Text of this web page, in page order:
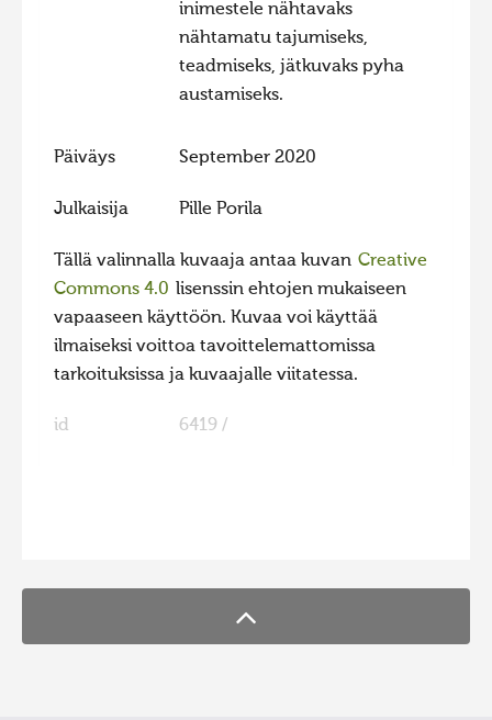
Hiite kuvavõistlus 2008
inimestele nähtavaks
nähtamatu tajumiseks,
teadmiseks, jätkuvaks pyha
austamiseks.
Päiväys September 2020
Julkaisija Pille Porila
Tällä valinnalla kuvaaja antaa kuvan Creative
Commons 4.0 lisenssin ehtojen mukaiseen
vapaaseen käyttöön. Kuvaa voi käyttää
ilmaiseksi voittoa tavoittelemattomissa
tarkoituksissa ja kuvaajalle viitatessa.
id 6419 /